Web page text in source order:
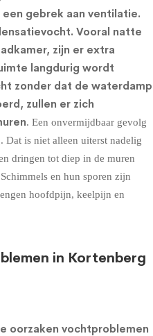
gebrek aan ventilatie.
Vooral natte
zijn er extra
langdurig wordt
zonder dat de waterdamp
zullen er zich
. Een onvermijdbaar gevolg
is niet alleen uiterst nadelig
dringen tot diep in de muren
en hun sporen zijn
hoofdpijn, keelpijn en
in Kortenberg
oorzaken vochtproblemen